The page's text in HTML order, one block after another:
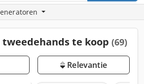
te koop (69)
Relevantie